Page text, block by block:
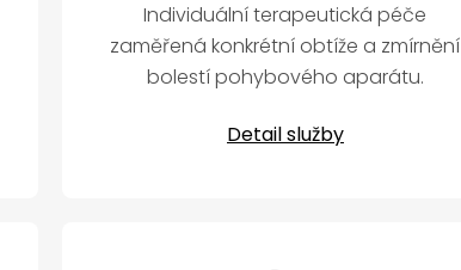
Individuální terapeutická péče
zaměřená konkrétní obtíže a zmírnění
bolestí pohybového aparátu.
Detail služby